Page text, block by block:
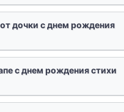
дочки с днем рождения
с днем рождения стихи